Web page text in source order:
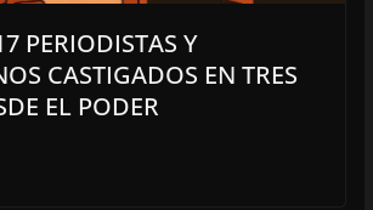
PERIODISTAS Y
CASTIGADOS EN TRES
EL PODER